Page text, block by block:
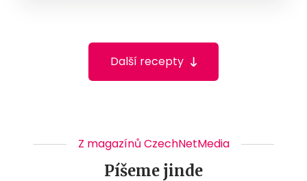
Další recepty
Z magazínů CzechNetMedia
Píšeme jinde